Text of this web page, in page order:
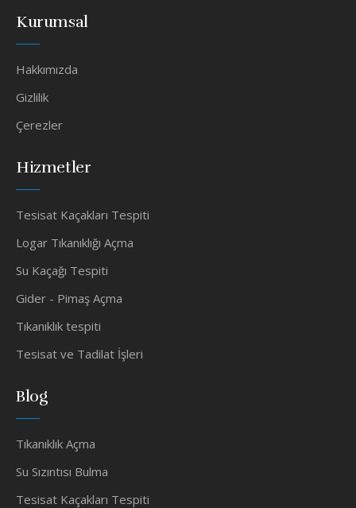
Kurumsal
Hakkımızda
Gizlilik
Çerezler
Hizmetler
Tesisat Kaçakları Tespiti
Logar Tıkanıklığı Açma
Su Kaçağı Tespiti
Gider - Pimaş Açma
Tıkanıklık tespiti
Tesisat ve Tadilat İşleri
Blog
Tıkanıklık Açma
Su Sızıntısı Bulma
Tesisat Kaçakları Tespiti